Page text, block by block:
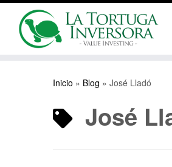
Inicio » Blog » José Lladó
José